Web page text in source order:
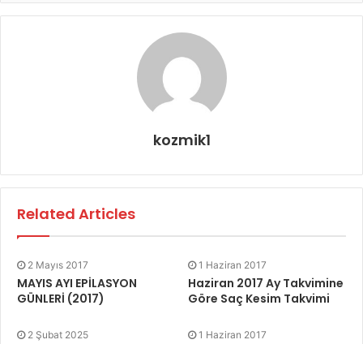
kozmik1
Related Articles
2 Mayıs 2017
MAYIS AYI EPİLASYON
GÜNLERİ (2017)
1 Haziran 2017
Haziran 2017 Ay Takvimine
Göre Saç Kesim Takvimi
2 Şubat 2025 1 Haziran 2017